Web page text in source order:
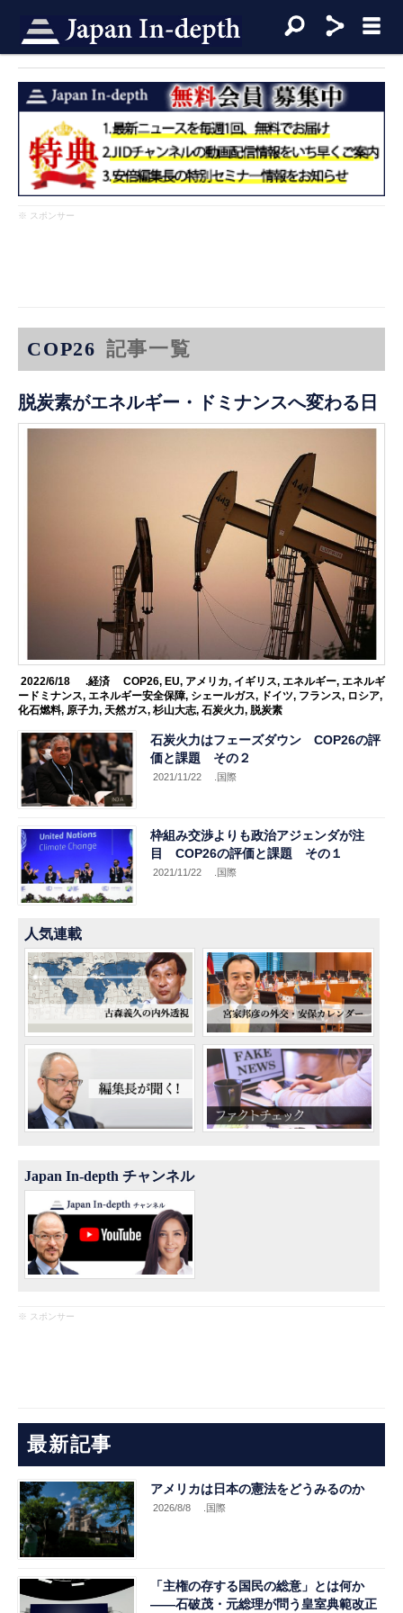
※ スポンサー
COP26 記事一覧
脱炭素がエネルギー・ドミナンスへ変わる日
2022/6/18 .経済 COP26, EU, アメリカ, イギリス, エネルギー, エネルギ
ードミナンス,エネルギー安全保障, シェールガス, ドイツ, フランス, ロシア,
化石燃料, 原子力, 天然ガス,杉山大志,石炭火力,脱炭素
石炭火力はフェーズダウン COP26の評
価と課題 その２
2021/11/22 .国際
枠組み交渉よりも政治アジェンダが注
目 COP26の評価と課題 その１
2021/11/22 .国際
人気連載
Japan In-depth チャンネル
※ スポンサー
最新記事
アメリカは日本の憲法をどうみるのか
2026/8/8 .国際
「主権の存する国民の総意」とは何か
――石破茂・元総理が問う皇室典範改正